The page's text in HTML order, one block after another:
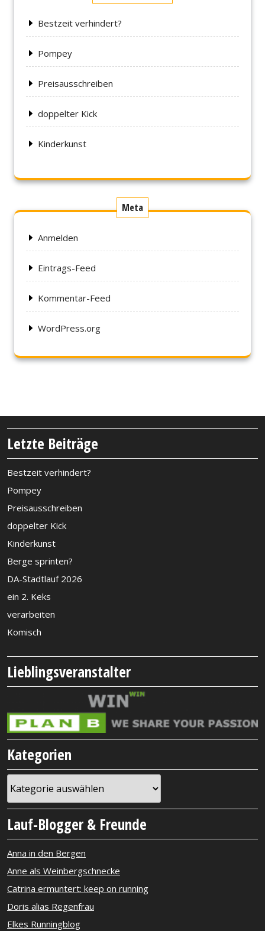
Bestzeit verhindert?
Pompey
Preisausschreiben
doppelter Kick
Kinderkunst
Meta
Anmelden
Eintrags-Feed
Kommentar-Feed
WordPress.org
Letzte Beiträge
Bestzeit verhindert?
Pompey
Preisausschreiben
doppelter Kick
Kinderkunst
Berge sprinten?
DA-Stadtlauf 2026
ein 2. Keks
verarbeiten
Komisch
Lieblingsveranstalter
Kategorien
Lauf-Blogger & Freunde
Anna in den Bergen
Anne als Weinbergschnecke
Catrina ermuntert: keep on running
Doris alias Regenfrau
Elkes Runningblog